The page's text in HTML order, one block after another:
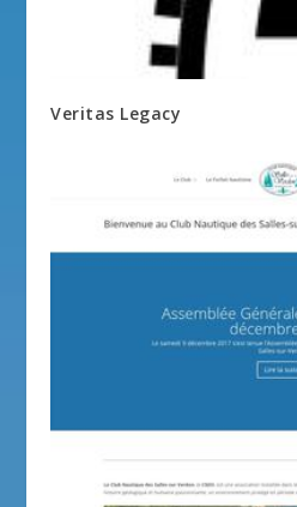
Veritas Legacy